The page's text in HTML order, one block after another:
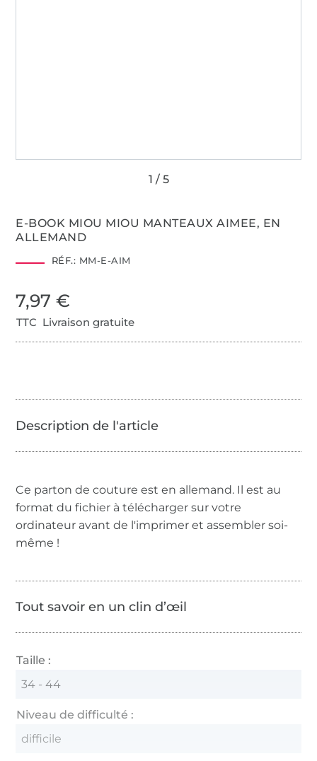
E-BOOK MIOU MIOU MANTEAUX AIMEE, EN
ALLEMAND
RÉF.: MM-E-AIM
7,97 €
TTC Livraison gratuite
Ce parton de couture est en allemand. Il est au
format du fichier à télécharger sur votre
ordinateur avant de l'imprimer et assembler soi-
même !
Tout savoir en un clin d’œil
Taille :
34 - 44
Niveau de difficulté :
difficile